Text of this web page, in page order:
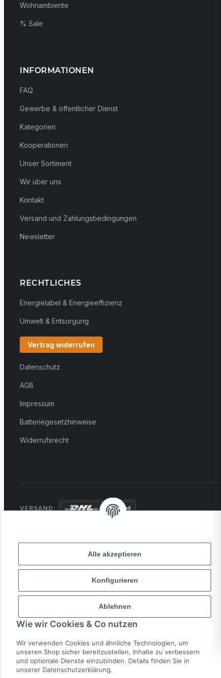
Alle akzeptieren
Konfigurieren
Ablehnen
Wie wir Cookies & Co nutzen
Wir verwenden Cookies und ähnliche Technologien, um
unseren Shop sicher bereitzustellen, Inhalte zu verbessern
und optionale Dienste einzubinden. Details finden Sie in
unserer Datenschutzerklärung.
Wohnambiente
% Sale
INFORMATIONEN
FAQ
Gewerbe & öffentlicher Dienst
Kategorien
Kooperationen
Unser Sortiment
Wir über uns
Kontakt
Versand und Zahlungsbedingungen
Newsletter
RECHTLICHES
Energielabel & Energieeffizienz
Umwelt & Entsorgung
Vertrag widerrufen
Datenschutz
AGB
Impressum
Batteriegesetzhinweise
Widerrufsrecht
VERSAND:
© 2026 MCTRADE24. Alle Rechte vorbehalten.
Powered byMD IT Solutions